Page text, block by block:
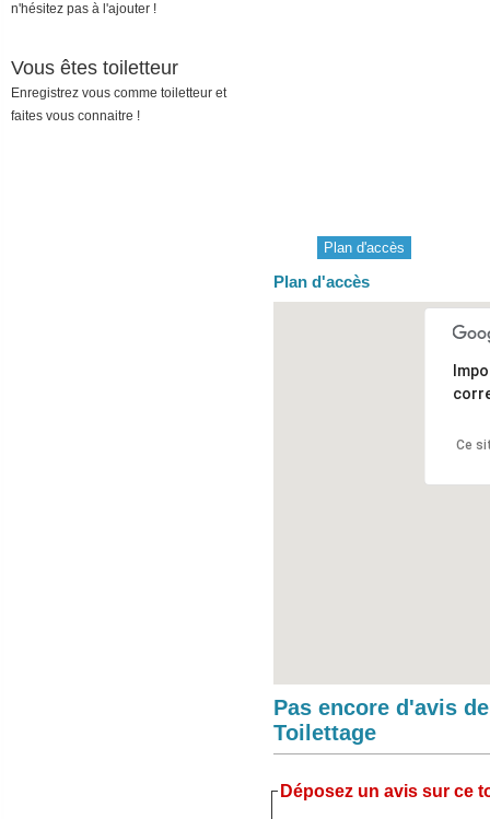
Plan d'accès
Plan d'accès
Ce
Pas encore d'avis
Toilettage
Déposez un avis sur ce
n'hésitez pas à l'ajouter !
Vous êtes toiletteur
Enregistrez vous comme toiletteur et
faites vous connaitre !